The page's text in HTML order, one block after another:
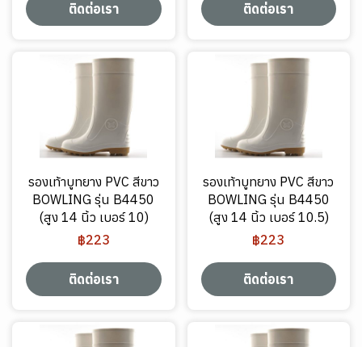
ติดต่อเรา ติดต่อเรา
รองเท้าบูทยาง PVC สีขาว
BOWLING รุ่น B4450
(สูง 14 นิ้ว เบอร์ 10)
฿223
ติดต่อเรา
รองเท้าบูทยาง PVC สีขาว
BOWLING รุ่น B4450
(สูง 14 นิ้ว เบอร์ 10.5)
฿223
ติดต่อเรา